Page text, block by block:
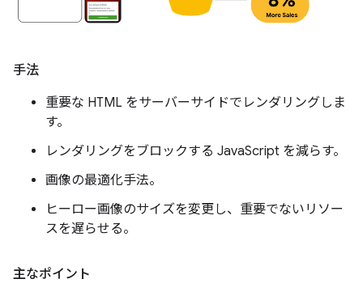
手法
重要な HTML をサーバーサイドでレンダリングしま
す。
レンダリングをブロックする JavaScript を減らす。
画像の最適化手法。
ヒーロー画像のサイズを変更し、重要でないリソー
スを遅らせる。
主なポイント